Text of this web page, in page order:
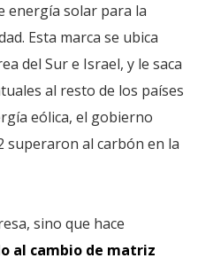
energía solar para la
Esta marca se ubica
del Sur e Israel, y le saca
al resto de los países
eólica, el gobierno
superaron al carbón en la
sino que hace
al cambio de matriz